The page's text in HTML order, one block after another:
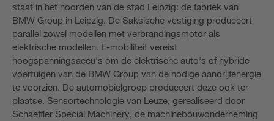
staat in het noorden van de stad Leipzig: de fabriek van
BMW Group in Leipzig. De Saksische vestiging produceert
parallel zowel modellen met verbrandingsmotor als
elektrische modellen. E-mobiliteit vereist
hoogspanningsaccu's om de elektrische auto's of hybride
voertuigen van de BMW Group van de nodige aandrijfenergie
te voorzien. De automobielgroep produceert deze ook ter
plaatse. Sensortechnologie van Leuze, gerealiseerd door
Schaeffler Special Machinery, de machinebouwonderneming